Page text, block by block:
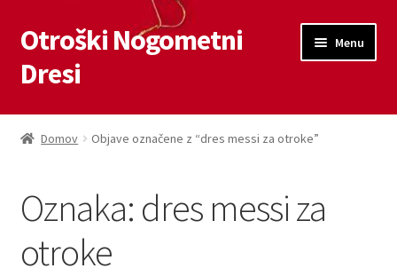
Skip
to
navigation
Skip
to
content
Otroški Nogometni
Dresi
Menu
Domov
Kontaktiraj nas
Košarica
Domov Objave označene z “dres messi za otroke”
Oznaka: dres messi za
otroke